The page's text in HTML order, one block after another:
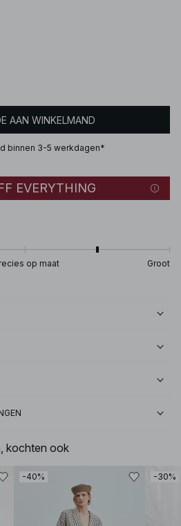
AAN WINKELMAND
binnen 3-5 werkdagen*
EVERYTHING
op maat Groot
kochten ook
-40% -30%